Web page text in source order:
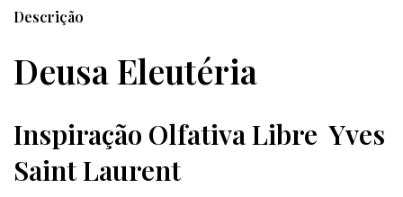
Descrição
Deusa Eleutéria
Inspiração Olfativa Libre Yves
Saint Laurent